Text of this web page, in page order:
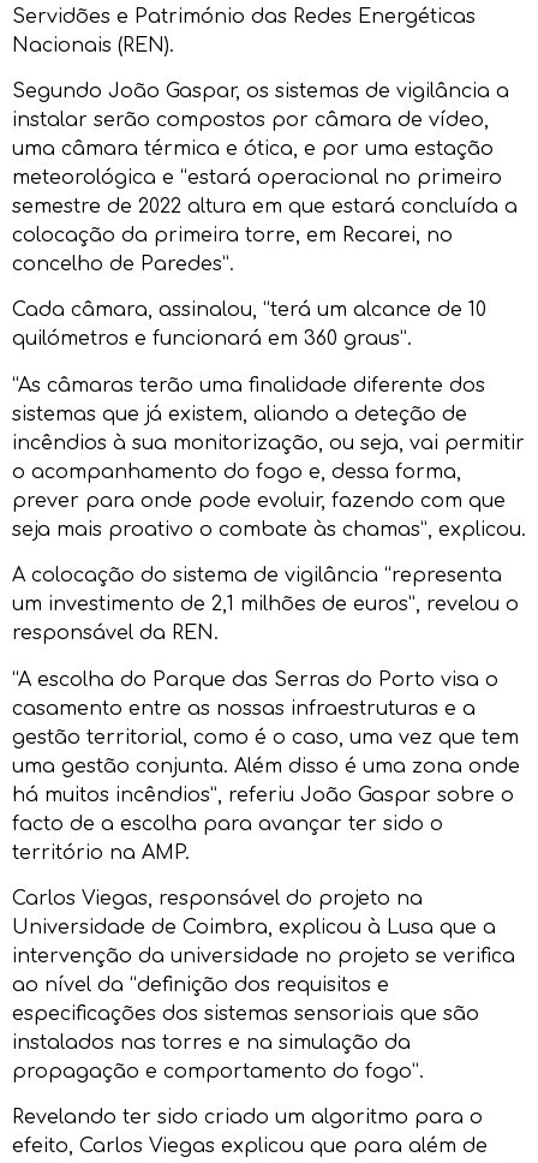
Servidões e Património das Redes Energéticas
Nacionais (REN).
Segundo João Gaspar, os sistemas de vigilância a
instalar serão compostos por câmara de vídeo,
uma câmara térmica e ótica, e por uma estação
meteorológica e “estará operacional no primeiro
semestre de 2022 altura em que estará concluída a
colocação da primeira torre, em Recarei, no
concelho de Paredes”.
Cada câmara, assinalou, “terá um alcance de 10
quilómetros e funcionará em 360 graus”.
“As câmaras terão uma finalidade diferente dos
sistemas que já existem, aliando a deteção de
incêndios à sua monitorização, ou seja, vai permitir
o acompanhamento do fogo e, dessa forma,
prever para onde pode evoluir, fazendo com que
seja mais proativo o combate às chamas”, explicou.
A colocação do sistema de vigilância “representa
um investimento de 2,1 milhões de euros”, revelou o
responsável da REN.
“A escolha do Parque das Serras do Porto visa o
casamento entre as nossas infraestruturas e a
gestão territorial, como é o caso, uma vez que tem
uma gestão conjunta. Além disso é uma zona onde
há muitos incêndios”, referiu João Gaspar sobre o
facto de a escolha para avançar ter sido o
território na AMP.
Carlos Viegas, responsável do projeto na
Universidade de Coimbra, explicou à Lusa que a
intervenção da universidade no projeto se verifica
ao nível da “definição dos requisitos e
especificações dos sistemas sensoriais que são
instalados nas torres e na simulação da
propagação e comportamento do fogo”.
Revelando ter sido criado um algoritmo para o
efeito, Carlos Viegas explicou que para além de